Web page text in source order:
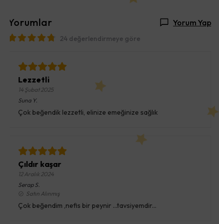
Yorumlar Yorum Yap
24 değerlendirmeye göre
Lezzetli
14 Şubat 2025
Suna Y.
Çok beğendik lezzetli, elinize emeğinize sağlık
Çıldır kaşar
12 Aralık 2024
Serap S.
Satın Alınmış
Çok beğendim ,nefis bir peynir ...tavsiyemdir...